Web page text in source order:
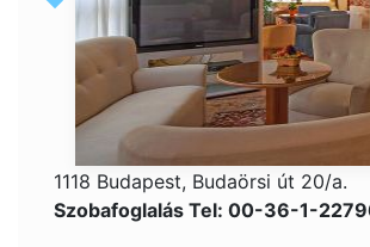
1118 Budapest, Budaörsi út 20/a.
Szobafoglalás Tel: 00-36-1-